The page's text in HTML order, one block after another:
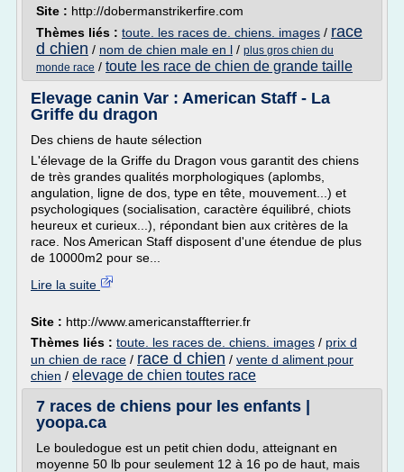
Site : http://dobermanstrikerfire.com
Thèmes liés : toute. les races de. chiens. images / race
d chien / nom de chien male en l / plus gros chien du
monde race / toute les race de chien de grande taille
Elevage canin Var : American Staff - La
Griffe du dragon
Des chiens de haute sélection
L'élevage de la Griffe du Dragon vous garantit des chiens
de très grandes qualités morphologiques (aplombs,
angulation, ligne de dos, type en tête, mouvement...) et
psychologiques (socialisation, caractère équilibré, chiots
heureux et curieux...), répondant bien aux critères de la
race. Nos American Staff disposent d'une étendue de plus
de 10000m2 pour se...
Lire la suite
Site : http://www.americanstaffterrier.fr
Thèmes liés : toute. les races de. chiens. images / prix d
un chien de race / race d chien / vente d aliment pour
chien / elevage de chien toutes race
7 races de chiens pour les enfants |
yoopa.ca
Le bouledogue est un petit chien dodu, atteignant en
moyenne 50 lb pour seulement 12 à 16 po de haut, mais